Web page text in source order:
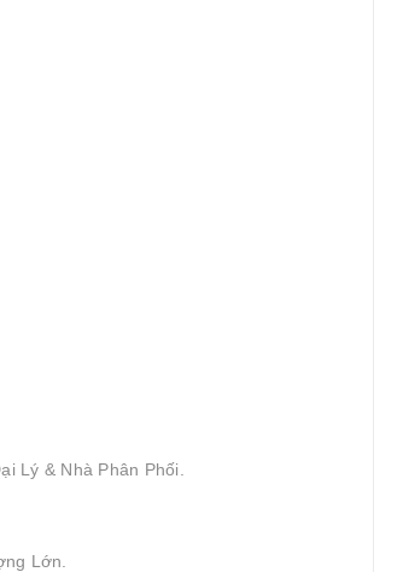
Lý & Nhà Phân Phối.
Lớn.